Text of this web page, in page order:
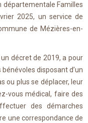
départementale Familles
2025, un service de
de Mézières-en-
décret de 2019, a pour
disposant d’un
ou plus se déplacer, leur
vous médical, faire des
des démarches
une correspondance de